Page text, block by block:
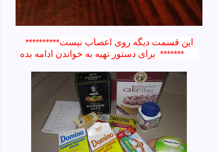
**********این قسمت دیگه روی اعصاب نیست
*******